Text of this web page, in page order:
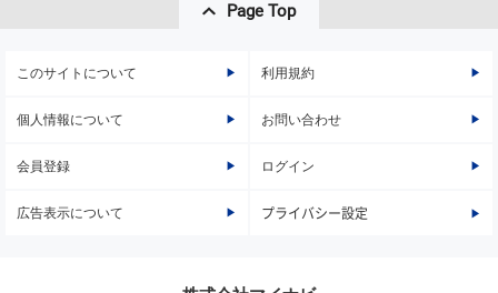
Page Top
このサイトについて 利用規約
個人情報について お問い合わせ
会員登録 ログイン
広告表示について プライバシー設定